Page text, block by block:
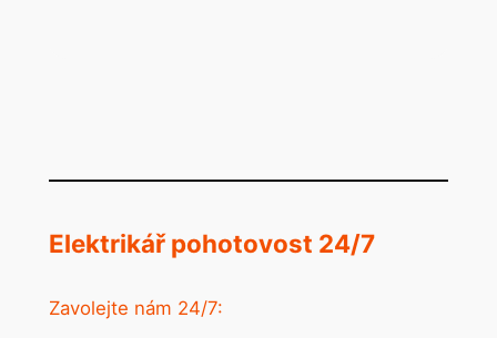
Elektrikář pohotovost 24/7
Zavolejte nám 24/7: